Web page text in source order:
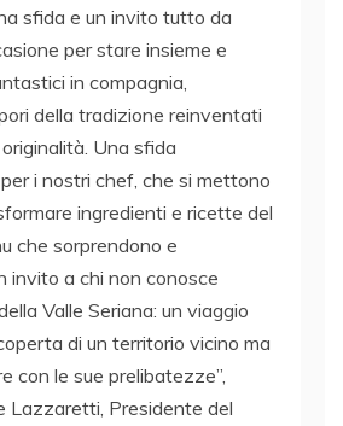
sfida e un invito tutto da
per stare insieme e
in compagnia,
della tradizione reinventati
Una sfida
i nostri chef, che si mettono
ingredienti e ricette del
che sorprendono e
invito a chi non conosce
Valle Seriana: un viaggio
di un territorio vicino ma
con le sue prelibatezze”,
Lazzaretti, Presidente del